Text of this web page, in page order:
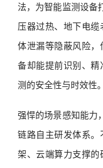
法，为智能监测设备
压器过热、地下电
体泄漏等隐蔽风险
备却能提前识别、
测的安全性与时效性。
强悍的场景感知能力
链路自主研发体系
架、云端算力支撑